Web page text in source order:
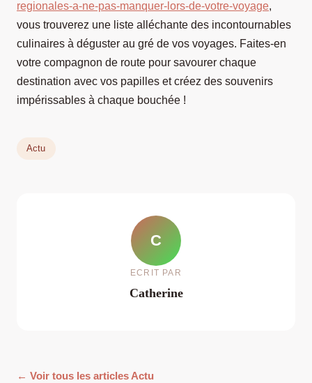
regionales-a-ne-pas-manquer-lors-de-votre-voyage,
vous trouverez une liste alléchante des incontournables
culinaires à déguster au gré de vos voyages. Faites-en
votre compagnon de route pour savourer chaque
destination avec vos papilles et créez des souvenirs
impérissables à chaque bouchée !
Actu
C
ECRIT PAR
Catherine
← Voir tous les articles Actu